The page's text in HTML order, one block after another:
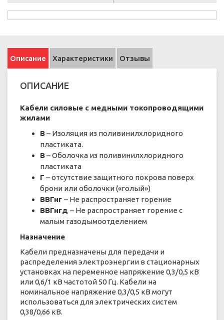
Описание Характеристики Отзывы
ОПИСАНИЕ
Кабели силовые с медными токопроводящими
жилами
В– Изоляция из поливинилхлоридного
пластиката.
В– Оболочка из поливинилхлоридного
пластиката
Г – отсутствие защитного покрова поверх
брони или оболочки («голый»)
ВВГнг – Не распространяет горение
ВВГнгд – Не распространяет горение с
малым газодымоотделением
Назначение
Кабели предназначены для передачи и
распределения электроэнергии в стационарных
установках на переменное напряжение 0,3/0,5 кВ
или 0,6/1 кВ частотой 50 Гц. Кабели на
номинальное напряжение 0,3/0,5 кВ могут
использоваться для электрических систем
0,38/0,66 кВ.